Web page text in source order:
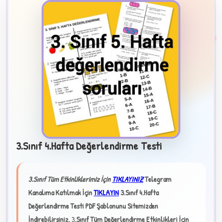
2
✧
3.Sınıf 4.Hafta Değerlendirme Testi
3.Sınıf Tüm Etkinliklerimiz İçinTIKLAYINIZTelegram
Kanalıma Katılmak İçinTIKLAYIN3.Sınıf 4.Hafta
Değerlendirme Testi PDF Şablonunu Sitemizden
İndirebilirsiniz.3.Sınıf Tüm Değerlendirme Etkinlikleri İçin